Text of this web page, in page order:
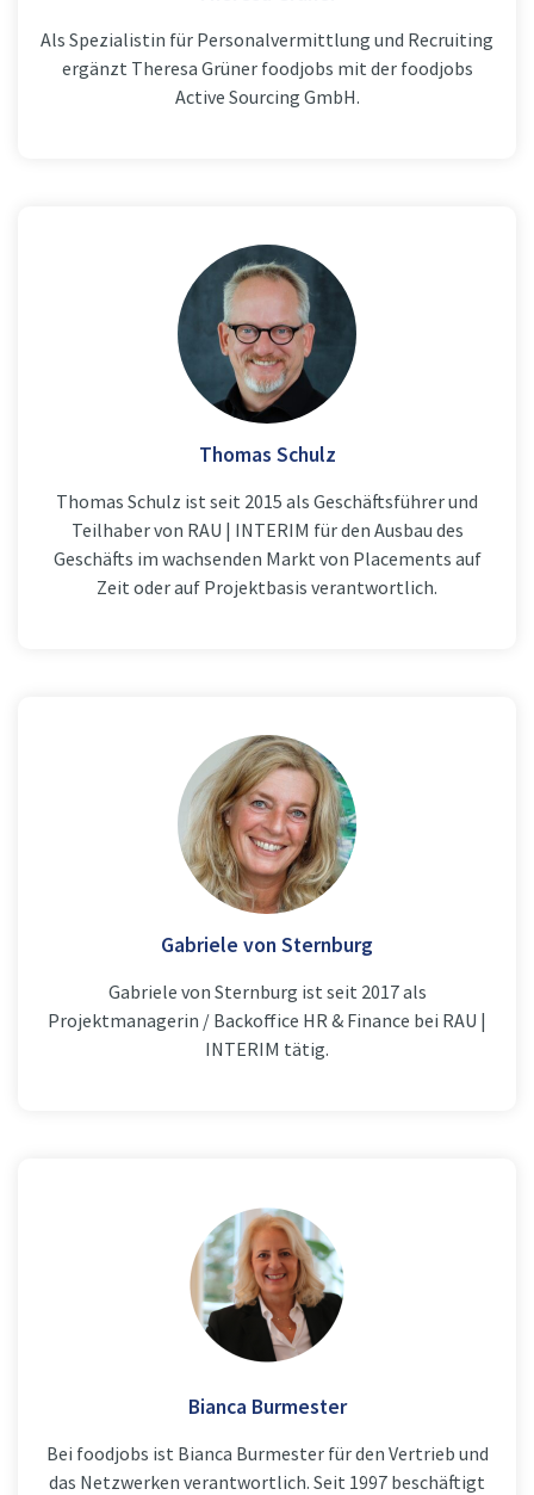
Als Spezialistin für Personalvermittlung und Recruiting
ergänzt Theresa Grüner foodjobs mit der foodjobs
Active Sourcing GmbH.
Thomas Schulz
Thomas Schulz ist seit 2015 als Geschäftsführer und
Teilhaber von RAU | INTERIM für den Ausbau des
Geschäfts im wachsenden Markt von Placements auf
Zeit oder auf Projektbasis verantwortlich.
Gabriele von Sternburg
Gabriele von Sternburg ist seit 2017 als
Projektmanagerin / Backoffice HR & Finance bei RAU |
INTERIM tätig.
Bianca Burmester
Bei foodjobs ist Bianca Burmester für den Vertrieb und
das Netzwerken verantwortlich. Seit 1997 beschäftigt